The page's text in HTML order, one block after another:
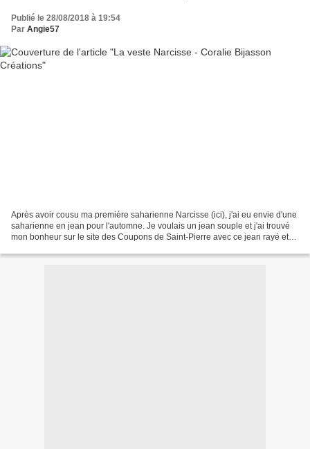
Publié le 28/08/2018 à 19:54
Par Angie57
Après avoir cousu ma première saharienne Narcisse (ici), j'ai eu envie d'une
saharienne en jean pour l'automne. Je voulais un jean souple et j'ai trouvé
mon bonheur sur le site des Coupons de Saint-Pierre avec ce jean rayé et